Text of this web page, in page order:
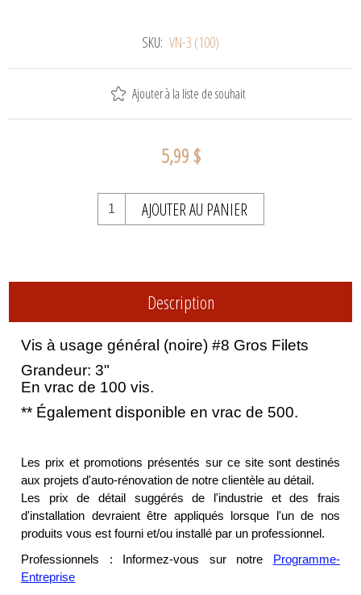
SKU: VN-3 (100)
Ajouter à la liste de souhait
5,99 $
AJOUTER AU PANIER
Description
Vis à usage général (noire) #8 Gros Filets
Grandeur: 3"
En vrac de 100 vis.
** Également disponible en vrac de 500.
Les prix et promotions présentés sur ce site sont destinés
aux projets d'auto-rénovation de notre clientèle au détail.
Les prix de détail suggérés de l'industrie et des frais
d'installation devraient être appliqués lorsque l'un de nos
produits vous est fourni et/ou installé par un professionnel.
Professionnels : Informez-vous sur notre
Programme-
Entreprise